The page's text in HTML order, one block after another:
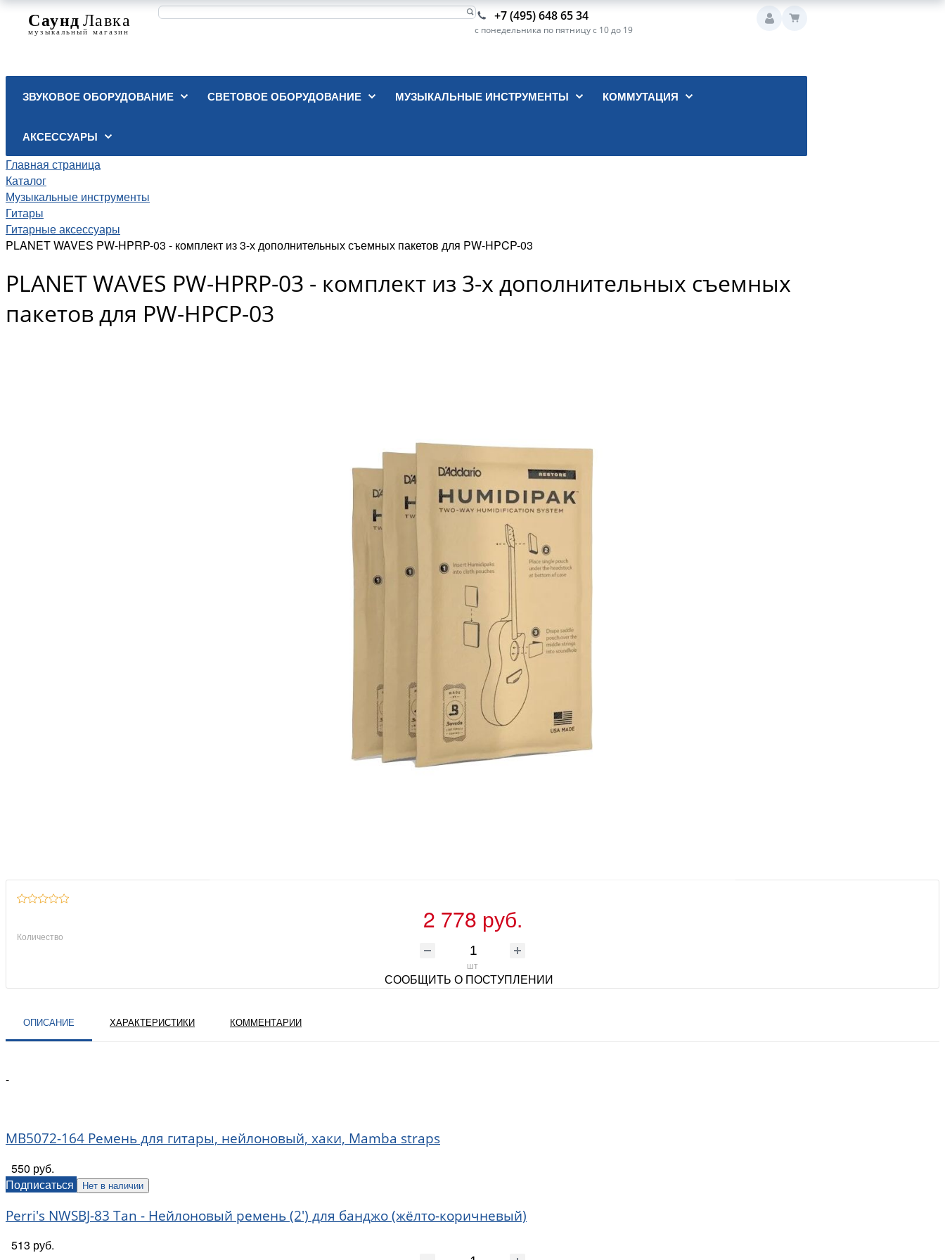
+7 (495) 648 65 34
с понедельника по пятницу с 10 до 19
ЗВУКОВОЕ ОБОРУДОВАНИЕ СВЕТОВОЕ ОБОРУДОВАНИЕ МУЗЫКАЛЬНЫЕ ИНСТРУМЕНТЫ КОММУТАЦИЯ
АКСЕССУАРЫ
Главная страница
Каталог
Музыкальные инструменты
Гитары
Гитарные аксессуары
PLANET WAVES PW-HPRP-03 - комплект из 3-х дополнительных съемных пакетов для PW-HPCP-03
PLANET WAVES PW-HPRP-03 - комплект из 3-х дополнительных съемных
пакетов для PW-HPCP-03
2 778 руб.
Количество
шт
СООБЩИТЬ О ПОСТУПЛЕНИИ
ОПИСАНИЕ ХАРАКТЕРИСТИКИ КОММЕНТАРИИ
-
MB5072-164 Ремень для гитары, нейлоновый, хаки, Mamba straps
550 руб.
Подписаться
Нет в наличии
Perri's NWSBJ-83 Tan - Нейлоновый ремень (2') для банджо (жёлто-коричневый)
513 руб.